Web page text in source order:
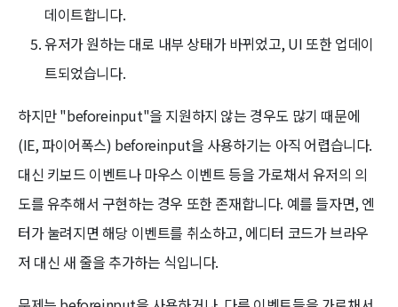
데이트합니다.
유저가 원하는 대로 내부 상태가 바뀌었고, UI 또한 업데이
트되었습니다.
하지만 "beforeinput"을 지원하지 않는 경우도 많기 때문에
(IE, 파이어폭스) beforeinput을 사용하기는 아직 어렵습니다.
대신 키보드 이벤트나 마우스 이벤트 등을 가로채서 유저의 의
도를 유추해서 구현하는 경우 또한 존재합니다. 예를 들자면, 엔
터가 눌려지면 해당 이벤트를 취소하고, 에디터 코드가 브라우
저 대신 새 줄을 추가하는 식입니다.